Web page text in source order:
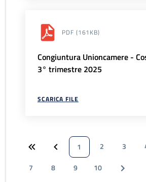
PDF (161KB)
Congiuntura Unioncamere -
3° trimestre 2025
SCARICA FILE
1 2 3
7
8 9 10